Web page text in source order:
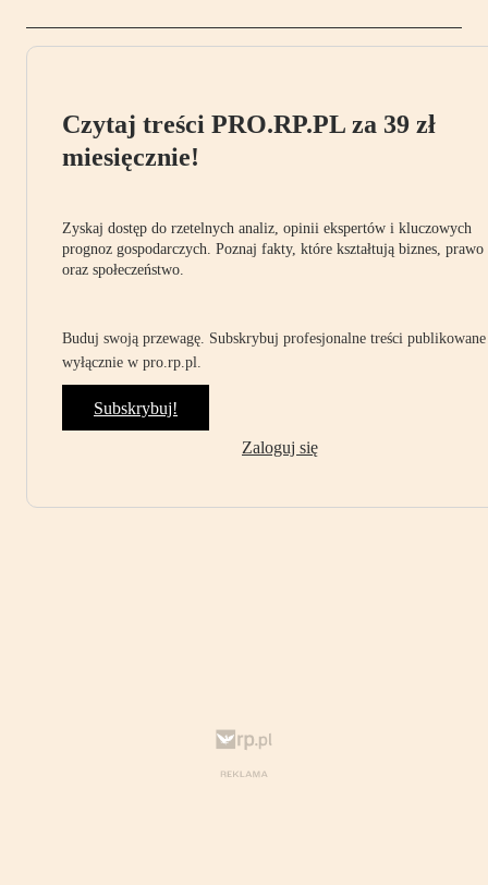
Czytaj treści PRO.RP.PL za 39 zł
miesięcznie!
Zyskaj dostęp do rzetelnych analiz, opinii ekspertów i kluczowych
prognoz gospodarczych. Poznaj fakty, które kształtują biznes, prawo
oraz społeczeństwo.
Buduj swoją przewagę. Subskrybuj profesjonalne treści publikowane
wyłącznie w pro.rp.pl.
Subskrybuj!
Zaloguj się